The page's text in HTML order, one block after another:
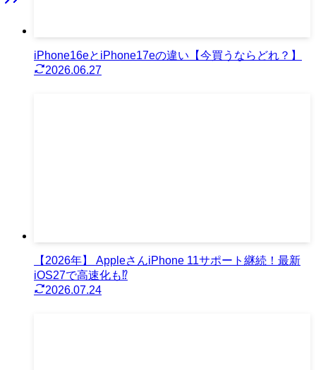
iPhone16eとiPhone17eの違い【今買うならどれ？】
2026.06.27
【2026年】 AppleさんiPhone 11サポート継続！最新
iOS27で高速化も⁉︎
2026.07.24